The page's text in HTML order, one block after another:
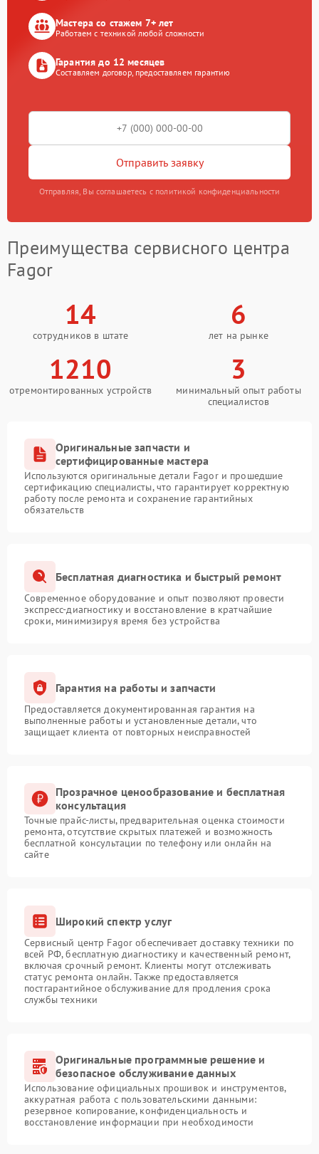
Мастера со стажем 7+ лет
Работаем с техникой любой сложности
Гарантия до 12 месяцев
Составляем договор, предоставляем гарантию
Отправить заявку
Отправляя, Вы соглашаетесь с политикой конфиденциальности
Преимущества сервисного центра
Fagor
14
сотрудников в штате
6
лет на рынке
1210
отремонтированных устройств
3
минимальный опыт работы
специалистов
Оригинальные запчасти и
сертифицированные мастера
Используются оригинальные детали Fagor и прошедшие
сертификацию специалисты, что гарантирует корректную
работу после ремонта и сохранение гарантийных
обязательств
Бесплатная диагностика и быстрый ремонт
Современное оборудование и опыт позволяют провести
экспресс-диагностику и восстановление в кратчайшие
сроки, минимизируя время без устройства
Гарантия на работы и запчасти
Предоставляется документированная гарантия на
выполненные работы и установленные детали, что
защищает клиента от повторных неисправностей
Прозрачное ценообразование и бесплатная
консультация
Точные прайс-листы, предварительная оценка стоимости
ремонта, отсутствие скрытых платежей и возможность
бесплатной консультации по телефону или онлайн на
сайте
Широкий спектр услуг
Сервисный центр Fagor обеспечивает доставку техники по
всей РФ, бесплатную диагностику и качественный ремонт,
включая срочный ремонт. Клиенты могут отслеживать
статус ремонта онлайн. Также предоставляется
постгарантийное обслуживание для продления срока
службы техники
Оригинальные программные решение и
безопасное обслуживание данных
Использование официальных прошивок и инструментов,
аккуратная работа с пользовательскими данными:
резервное копирование, конфиденциальность и
восстановление информации при необходимости